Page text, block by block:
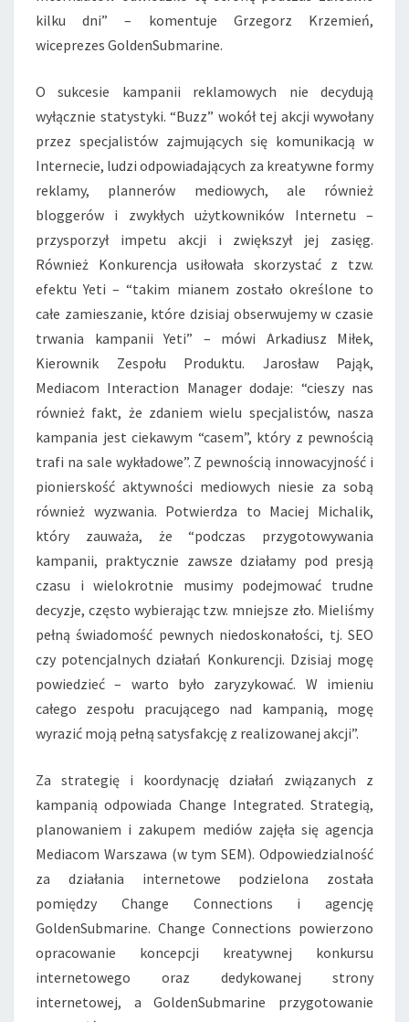
kilku dni” – komentuje Grzegorz Krzemień,
wiceprezes GoldenSubmarine.
O sukcesie kampanii reklamowych nie decydują
wyłącznie statystyki. “Buzz” wokół tej akcji wywołany
przez specjalistów zajmujących się komunikacją w
Internecie, ludzi odpowiadających za kreatywne formy
reklamy, plannerów mediowych, ale również
bloggerów i zwykłych użytkowników Internetu –
przysporzył impetu akcji i zwiększył jej zasięg.
Również Konkurencja usiłowała skorzystać z tzw.
efektu Yeti – “takim mianem zostało określone to
całe zamieszanie, które dzisiaj obserwujemy w czasie
trwania kampanii Yeti” – mówi Arkadiusz Miłek,
Kierownik Zespołu Produktu. Jarosław Pająk,
Mediacom Interaction Manager dodaje: “cieszy nas
również fakt, że zdaniem wielu specjalistów, nasza
kampania jest ciekawym “casem”, który z pewnością
trafi na sale wykładowe”. Z pewnością innowacyjność i
pionierskość aktywności mediowych niesie za sobą
również wyzwania. Potwierdza to Maciej Michalik,
który zauważa, że “podczas przygotowywania
kampanii, praktycznie zawsze działamy pod presją
czasu i wielokrotnie musimy podejmować trudne
decyzje, często wybierając tzw. mniejsze zło. Mieliśmy
pełną świadomość pewnych niedoskonałości, tj. SEO
czy potencjalnych działań Konkurencji. Dzisiaj mogę
powiedzieć – warto było zaryzykować. W imieniu
całego zespołu pracującego nad kampanią, mogę
wyrazić moją pełną satysfakcję z realizowanej akcji”.
Za strategię i koordynację działań związanych z
kampanią odpowiada Change Integrated. Strategią,
planowaniem i zakupem mediów zajęła się agencja
Mediacom Warszawa (w tym SEM). Odpowiedzialność
za działania internetowe podzielona została
pomiędzy Change Connections i agencję
GoldenSubmarine. Change Connections powierzono
opracowanie koncepcji kreatywnej konkursu
internetowego oraz dedykowanej strony
internetowej, a GoldenSubmarine przygotowanie